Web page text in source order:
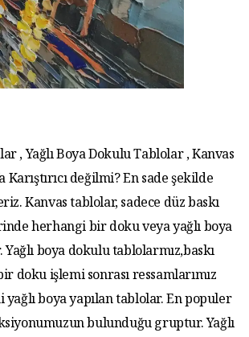
, Yağlı Boya Dokulu Tablolar , Kanvas
Karıştırıcı değilmi? En sade şekilde
Kanvas tablolar, sadece düz baskı
herhangi bir doku veya yağlı boya
boya dokulu tablolarmız,baskı
doku işlemi sonrası ressamlarımız
yağlı boya yapılan tablolar. En populer
bulunduğu gruptur. Yağlı